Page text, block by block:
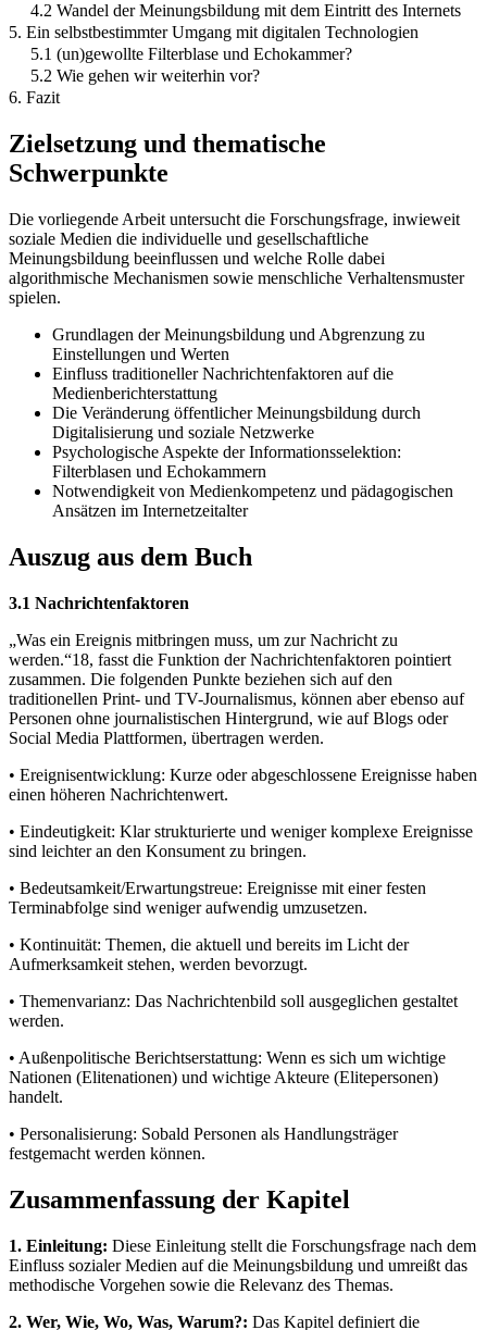
4.2 Wandel der Meinungsbildung mit dem Eintritt des Internets
5. Ein selbstbestimmter Umgang mit digitalen Technologien
5.1 (un)gewollte Filterblase und Echokammer?
5.2 Wie gehen wir weiterhin vor?
6. Fazit
Zielsetzung und thematische
Schwerpunkte
Die vorliegende Arbeit untersucht die Forschungsfrage, inwieweit
soziale Medien die individuelle und gesellschaftliche
Meinungsbildung beeinflussen und welche Rolle dabei
algorithmische Mechanismen sowie menschliche Verhaltensmuster
spielen.
Grundlagen der Meinungsbildung und Abgrenzung zu
Einstellungen und Werten
Einfluss traditioneller Nachrichtenfaktoren auf die
Medienberichterstattung
Die Veränderung öffentlicher Meinungsbildung durch
Digitalisierung und soziale Netzwerke
Psychologische Aspekte der Informationsselektion:
Filterblasen und Echokammern
Notwendigkeit von Medienkompetenz und pädagogischen
Ansätzen im Internetzeitalter
Auszug aus dem Buch
3.1 Nachrichtenfaktoren
„Was ein Ereignis mitbringen muss, um zur Nachricht zu
werden.“18, fasst die Funktion der Nachrichtenfaktoren pointiert
zusammen. Die folgenden Punkte beziehen sich auf den
traditionellen Print- und TV-Journalismus, können aber ebenso auf
Personen ohne journalistischen Hintergrund, wie auf Blogs oder
Social Media Plattformen, übertragen werden.
• Ereignisentwicklung: Kurze oder abgeschlossene Ereignisse haben
einen höheren Nachrichtenwert.
• Eindeutigkeit: Klar strukturierte und weniger komplexe Ereignisse
sind leichter an den Konsument zu bringen.
• Bedeutsamkeit/Erwartungstreue: Ereignisse mit einer festen
Terminabfolge sind weniger aufwendig umzusetzen.
• Kontinuität: Themen, die aktuell und bereits im Licht der
Aufmerksamkeit stehen, werden bevorzugt.
• Themenvarianz: Das Nachrichtenbild soll ausgeglichen gestaltet
werden.
• Außenpolitische Berichtserstattung: Wenn es sich um wichtige
Nationen (Elitenationen) und wichtige Akteure (Elitepersonen)
handelt.
• Personalisierung: Sobald Personen als Handlungsträger
festgemacht werden können.
Zusammenfassung der Kapitel
1. Einleitung: Diese Einleitung stellt die Forschungsfrage nach dem
Einfluss sozialer Medien auf die Meinungsbildung und umreißt das
methodische Vorgehen sowie die Relevanz des Themas.
2. Wer, Wie, Wo, Was, Warum?: Das Kapitel definiert die